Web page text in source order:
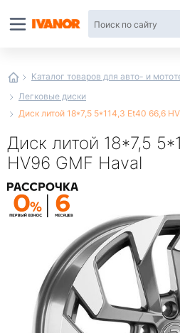
Каталог товаров для авто- и
Легковые диски
Диск литой 18*7,5 5*114,3 Et40 66,6
Диск литой 18*7,5
HV96 GMF Haval
интернет-